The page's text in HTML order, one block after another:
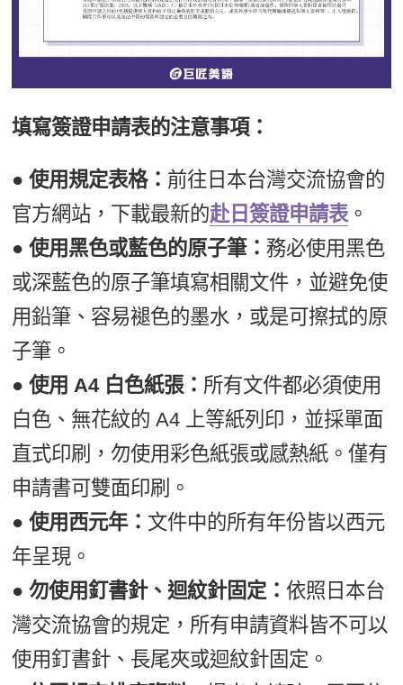
填寫簽證申請表的注意事項：
● 使用規定表格： 前往日本台灣交流協會的
官方網站，下載最新的赴日簽證申請表。
● 使用黑色或藍色的原子筆： 務必使用黑色
或深藍色的原子筆填寫相關文件，並避免使
用鉛筆、容易褪色的墨水，或是可擦拭的原
子筆。
● 使用 A4 白色紙張： 所有文件都必須使用
白色、無花紋的 A4 上等紙列印，並採單面
直式印刷，勿使用彩色紙張或感熱紙。僅有
申請書可雙面印刷。
● 使用西元年： 文件中的所有年份皆以西元
年呈現。
● 勿使用釘書針、迴紋針固定： 依照日本台
灣交流協會的規定，所有申請資料皆不可以
使用釘書針、長尾夾或迴紋針固定。